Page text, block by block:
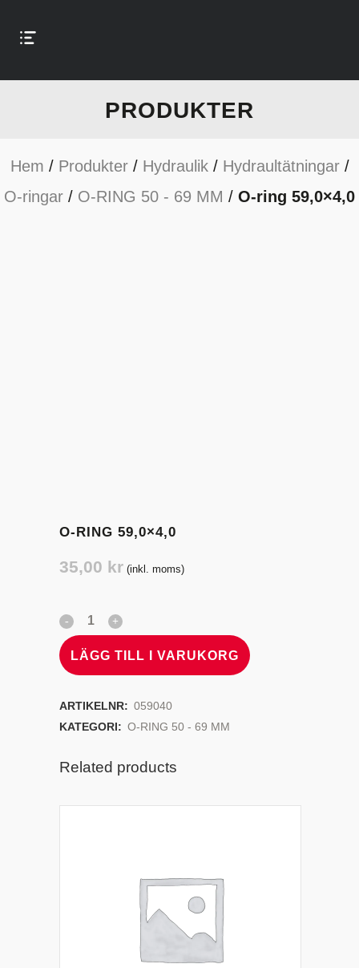
PRODUKTER
Hem / Produkter/ Hydraulik/ Hydraultätningar/
O-ringar / O-RING 50 - 69 MM / O-ring 59,0×4,0
O-RING 59,0×4,0
35,00 kr (inkl. moms)
LÄGG TILL I VARUKORG
ARTIKELNR: 059040
KATEGORI: O-RING 50 - 69 MM
Related products